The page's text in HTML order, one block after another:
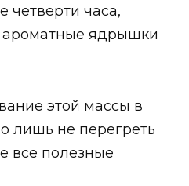
четверти часа,
ароматные ядрышки
этой массы в
лишь не перегреть
все полезные